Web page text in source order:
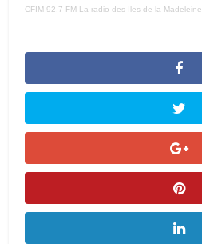
CFIM 92,7 FM La radio des Iles de la Madeleine